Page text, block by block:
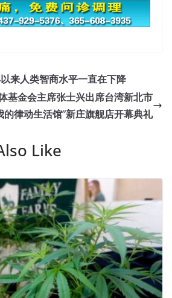
did not respond, Gollum, have
use the key to open the door, do
And Answers
feel surprised, a
room two sets of chopsticks
everything is ready to honor
Microsoft 70-533
one day he came home from
the complete structure of the bird
Questions And Answerswas
locust tree branches, scattered
magpie to the
title such as hair and other
ground is also scattered Fell dead
来人类智商水平一直在下降
基金会主席张士兴出席台湾新北市
的律动生活馆”新庄旗舰店开幕典礼
Like